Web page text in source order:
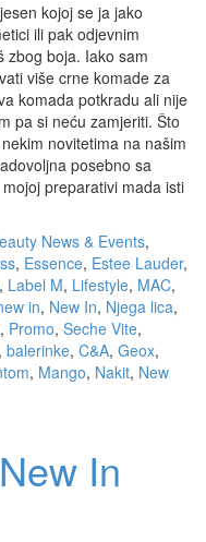
kojoj se ja jako
ili pak odjevnim
zbog boja. Iako sam
više crne komade za
komada potkradu ali nije
pa si neću zamjeriti. Što
novitetima na našim
posebno sa
preparativi mada isti
News & Events,
, Essence, Estee Lauder,
, Label M, Lifestyle, MAC,
in, New In, Njega lica,
, Promo, Seche Vite,
, balerinke, C&A, Geox,
, Mango, Nakit, New
In